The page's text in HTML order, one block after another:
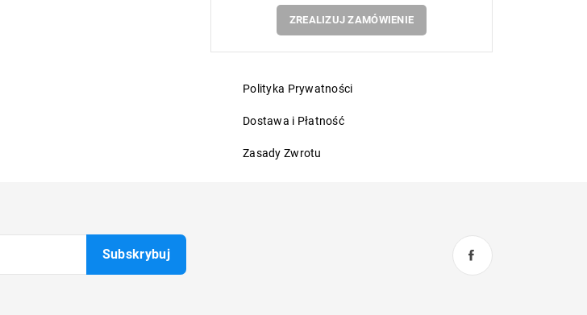
ZREALIZUJ ZAMÓWIENIE
Polityka Prywatności
Dostawa i Płatność
Zasady Zwrotu